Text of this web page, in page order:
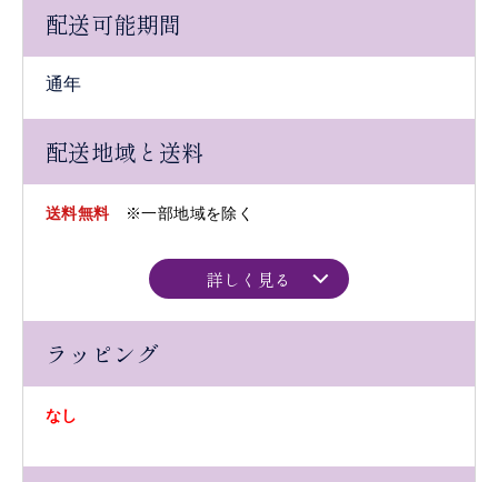
配送可能期間
通年
配送地域と送料
送料無料 ※一部地域を除く
詳しく見る
ラッピング
なし